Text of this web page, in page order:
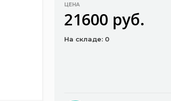
ЦЕНА
21600 руб.
На складе: 0